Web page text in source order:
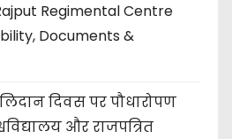
Regimental Centre
Documents &
दिवस पर पौधारोपण
और राजपत्रित